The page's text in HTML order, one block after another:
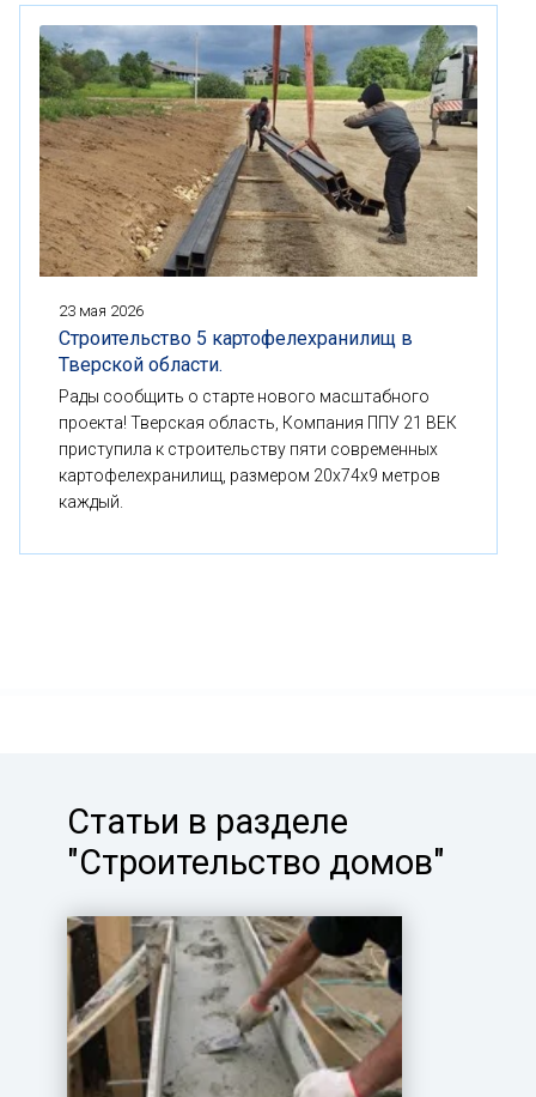
23 мая 2026
Строительство 5 картофелехранилищ в
Тверской области.
Рады сообщить о старте нового масштабного
проекта! Тверская область, Компания ППУ 21 ВЕК
приступила к строительству пяти современных
картофелехранилищ, размером 20x74x9 метров
каждый.
Статьи в разделе
"Строительство домов"